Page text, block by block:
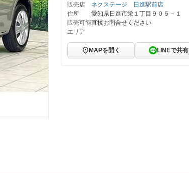
販売店
ネクステージ 日進駅前店
住所
愛知県日進市栄１丁目９０５－１
販売可能
エリア
直接お問合せください
MAPを開く LINEで共有